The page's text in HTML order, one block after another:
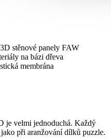
stěnové panely FAW
na bázi dřeva
membrána
je velmi jednoduchá. Každý
při aranžování dílků puzzle.